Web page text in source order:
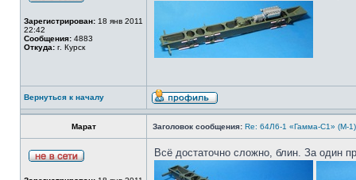
Зарегистрирован: 18 янв 2011
22:42
Сообщения: 4883
Откуда: г. Курск
Вернуться к началу
Марат Заголовок сообщения: Re: 64Л6-1 «Гамма-С1» (М-
Всё достаточно сложно, блин. За один